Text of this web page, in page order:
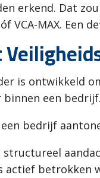
erkend. Dat
VCA-MAX.
is ontwikkeld
een
bedrijf
structureel
actief betrokken